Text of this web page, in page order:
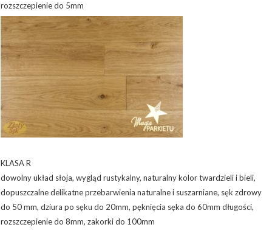
rozszczepienie do 5mm
KLASA R
dowolny układ słoja, wygląd rustykalny, naturalny kolor twardzieli i bieli,
dopuszczalne delikatne przebarwienia naturalne i suszarniane, sęk zdrowy
do 50 mm, dziura po sęku do 20mm, pęknięcia sęka do 60mm długości,
rozszczepienie do 8mm, zakorki do 100mm